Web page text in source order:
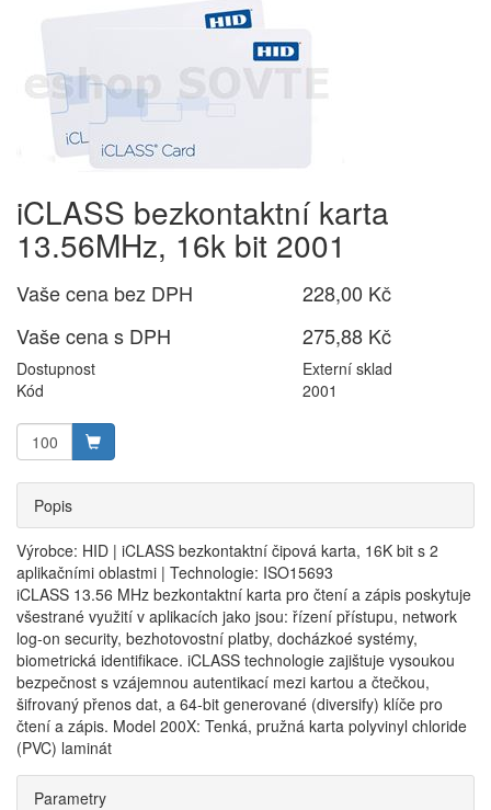
iCLASS bezkontaktní karta
13.56MHz, 16k bit 2001
Vaše cena bez DPH
228,00 Kč
Vaše cena s DPH
275,88 Kč
Dostupnost
Externí sklad
Kód
2001
Popis
Výrobce: HID | iCLASS bezkontaktní čipová karta, 16K bit s 2
aplikačními oblastmi | Technologie: ISO15693
iCLASS 13.56 MHz bezkontaktní karta pro čtení a zápis poskytuje
všestrané využití v aplikacích jako jsou: řízení přístupu, network
log-on security, bezhotovostní platby, docházkoé systémy,
biometrická identifikace. iCLASS technologie zajištuje vysoukou
bezpečnost s vzájemnou autentikací mezi kartou a čtečkou,
šifrovaný přenos dat, a 64-bit generované (diversify) klíče pro
čtení a zápis. Model 200X: Tenká, pružná karta polyvinyl chloride
(PVC) laminát
Parametry